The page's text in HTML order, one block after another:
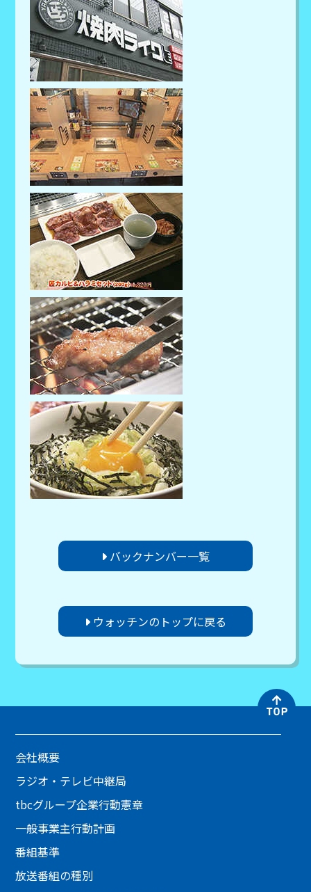
バックナンバー一覧
ウォッチンのトップに戻る
会社概要
ラジオ・テレビ中継局
tbcグループ企業行動憲章
一般事業主行動計画
番組基準
放送番組の種別